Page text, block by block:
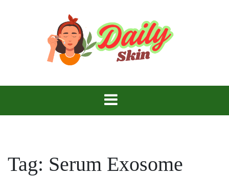
Daily Skin
Tag: Serum Exosome